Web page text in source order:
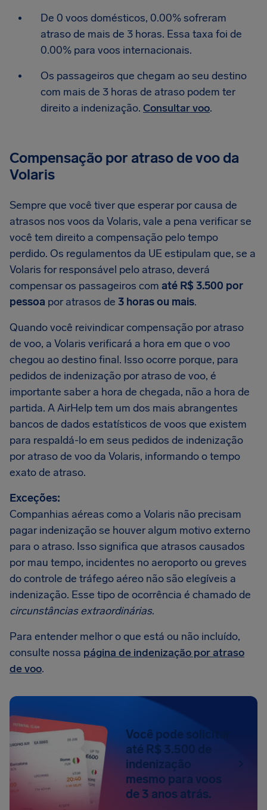
De 0 voos domésticos, 0.00% sofreram
atraso de mais de 3 horas. Essa taxa foi de
0.00% para voos internacionais.
Os passageiros que chegam ao seu destino
com mais de 3 horas de atraso podem ter
direito a indenização. Consultar voo.
Compensação por atraso de voo da
Volaris
Sempre que você tiver que esperar por causa de
atrasos nos voos da Volaris, vale a pena verificar se
você tem direito a compensação pelo tempo
perdido. Os regulamentos da UE estipulam que, se a
Volaris for responsável pelo atraso, deverá
compensar os passageiros com até R$ 3.500 por
pessoa por atrasos de 3 horas ou mais.
Quando você reivindicar compensação por atraso
de voo, a Volaris verificará a hora em que o voo
chegou ao destino final. Isso ocorre porque, para
pedidos de indenização por atraso de voo, é
importante saber a hora de chegada, não a hora de
partida. A AirHelp tem um dos mais abrangentes
bancos de dados estatísticos de voos que existem
para respaldá-lo em seus pedidos de indenização
por atraso de voo da Volaris, informando o tempo
exato de atraso.
Exceções:
Companhias aéreas como a Volaris não precisam
pagar indenização se houver algum motivo externo
para o atraso. Isso significa que atrasos causados
por mau tempo, incidentes no aeroporto ou greves
do controle de tráfego aéreo não são elegíveis a
indenização. Esse tipo de ocorrência é chamado de
circunstâncias extraordinárias.
Para entender melhor o que está ou não incluído,
consulte nossa página de indenização por atraso
de voo.
Você pode solicitar
até R$ 3.500 de
indenização
mesmo para voos
de 3 anos atrás.